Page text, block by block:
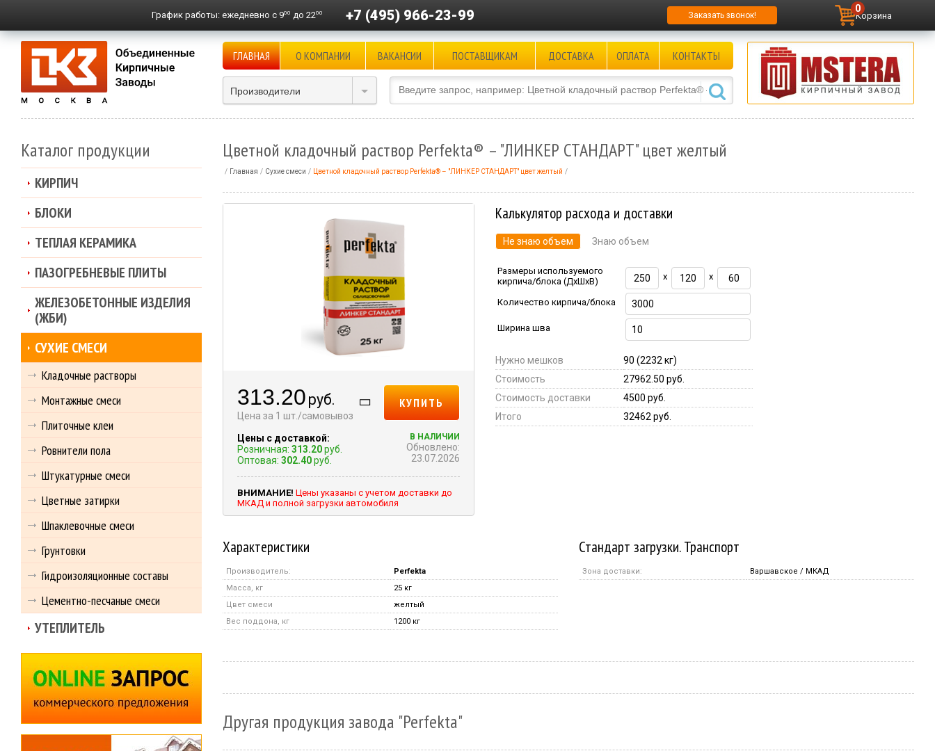
График работы: ежедневно с 900 до 2200 +7 (495) 966-23-99 Заказать звонок! Корзина
0
ГЛАВНАЯ О КОМПАНИИ ВАКАНСИИ ПОСТАВЩИКАМ ДОСТАВКА ОПЛАТА КОНТАКТЫ
Производители
Цветной кладочный раствор Perfekta® – "ЛИНКЕР СТАНДАРТ" цвет желтый
Главная Сухие смеси Цветной кладочный раствор Perfekta® – "ЛИНКЕР СТАНДАРТ" цвет желтый
313.20 руб.
Цена за 1 шт./самовывоз
Цены с доставкой:
Розничная: 313.20руб.
Оптовая: 302.40руб.
КУПИТЬ
В НАЛИЧИИ
Обновлено:
23.07.2026
ВНИМАНИЕ! Цены указаны с учетом доставки до
МКАД и полной загрузки автомобиля
Калькулятор расхода и доставки
Не знаю объем Знаю объем
Размеры используемого
кирпича/блока (ДхШхВ)
x x
Количество кирпича/блока
Ширина шва
Нужно мешков 90 (2232 кг)
Стоимость
27962.50 руб.
Стоимость доставки
4500 руб.
Итого
32462 руб.
Характеристики
Производитель:
Perfekta
Масса, кг
25 кг
Цвет смеси
желтый
Вес поддона, кг
1200 кг
Стандарт загрузки. Транспорт
Зона доставки: Варшавское / МКАД
Другая продукция завода "Perfekta"
Каталог продукции
КИРПИЧ
БЛОКИ
ТЕПЛАЯ КЕРАМИКА
ПАЗОГРЕБНЕВЫЕ ПЛИТЫ
ЖЕЛЕЗОБЕТОННЫЕ ИЗДЕЛИЯ
(ЖБИ)
СУХИЕ СМЕСИ
Кладочные растворы
Монтажные смеси
Плиточные клеи
Ровнители пола
Штукатурные смеси
Цветные затирки
Шпаклевочные смеси
Грунтовки
Гидроизоляционные составы
Цементно-песчаные смеси
УТЕПЛИТЕЛЬ